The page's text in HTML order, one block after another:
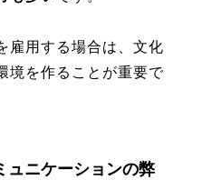
雇用する場合は、文化
境を作ることが重要で
ュニケーションの弊